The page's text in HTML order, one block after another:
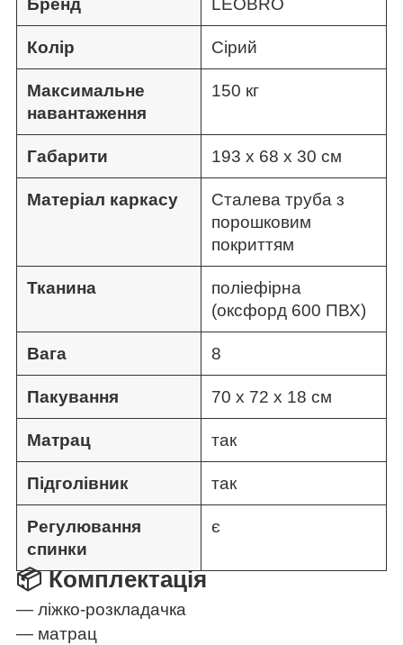
Бренд LEOBRO
Колір Сірий
Максимальне
навантаження
150 кг
Габарити 193 х 68 х 30 см
Матеріал каркасу
Сталева труба з
порошковим
покриттям
Тканина
поліефірна
(оксфорд 600 ПВХ)
Вага 8
Пакування 70 х 72 х 18 см
Матрац так
Підголівник так
Регулювання
спинки
є
📦 Комплектація
— ліжко-розкладачка
— матрац